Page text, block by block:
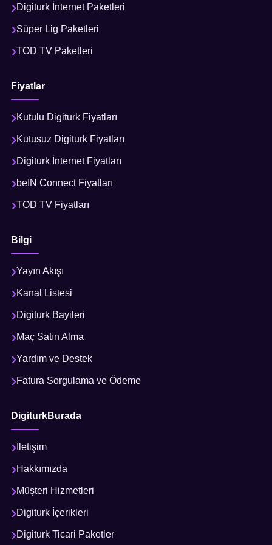
Digiturk İnternet Paketleri
Süper Lig Paketleri
TOD TV Paketleri
Fiyatlar
Kutulu Digiturk Fiyatları
Kutusuz Digiturk Fiyatları
Digiturk İnternet Fiyatları
beIN Connect Fiyatları
TOD TV Fiyatları
Bilgi
Yayın Akışı
Kanal Listesi
Digiturk Bayileri
Maç Satın Alma
Yardım ve Destek
Fatura Sorgulama ve Ödeme
DigiturkBurada
İletişim
Hakkımızda
Müşteri Hizmetleri
Digiturk İçerikleri
Digiturk Ticari Paketler